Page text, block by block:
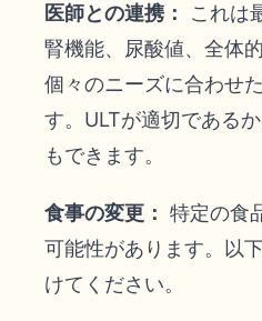
医師との連携：
これは
腎機能、尿酸値、全体
個々のニーズに合わせ
す。ULTが適切である
もできます。
食事の変更： 特定の食
可能性があります。以
けてください。